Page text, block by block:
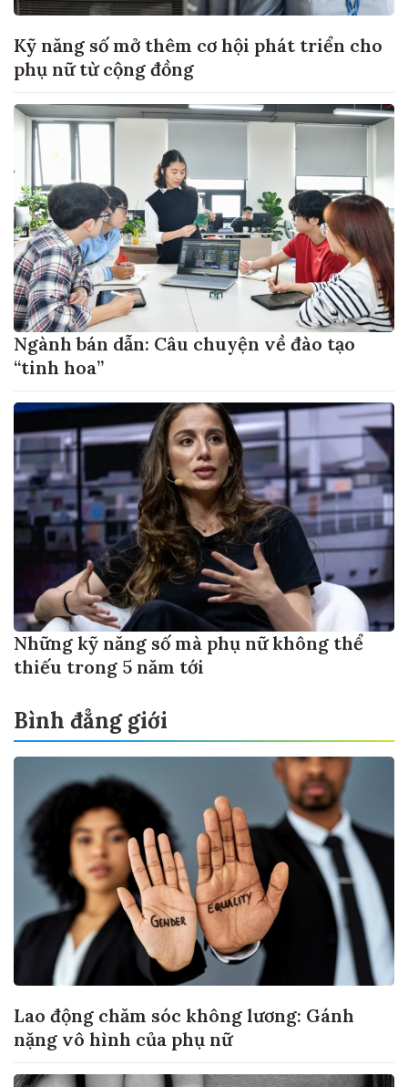
Kỹ năng số mở thêm cơ hội phát triển cho
phụ nữ từ cộng đồng
Ngành bán dẫn: Câu chuyện về đào tạo
“tinh hoa”
Những kỹ năng số mà phụ nữ không thể
thiếu trong 5 năm tới
Bình đẳng giới
Lao động chăm sóc không lương: Gánh
nặng vô hình của phụ nữ